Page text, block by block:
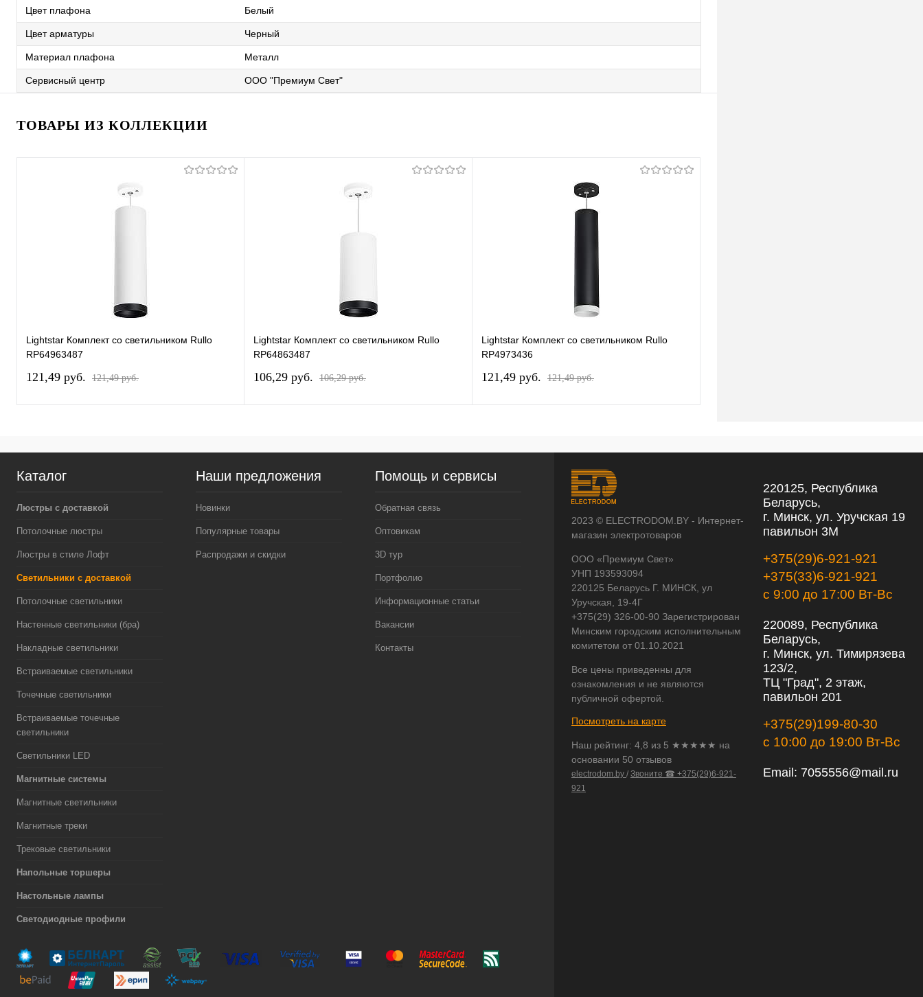
Цвет плафона Белый
Цвет арматуры Черный
Материал плафона Металл
Сервисный центр ООО "Премиум Свет"
ТОВАРЫ ИЗ КОЛЛЕКЦИИ
Lightstar Комплект со светильником Rullo
RP64963487
121,49 pуб. 121,49 pуб.
Lightstar Комплект со светильником Rullo
RP64863487
106,29 pуб. 106,29 pуб.
Lightstar Комплект со светильником Rullo
RP4973436
121,49 pуб. 121,49 pуб.
Каталог
Люстры с доставкой
Потолочные люстры
Люстры в стиле Лофт
Светильники с доставкой
Потолочные светильники
Настенные светильники (бра)
Накладные светильники
Встраиваемые светильники
Точечные светильники
Встраиваемые точечные
светильники
Светильники LED
Магнитные системы
Магнитные светильники
Магнитные треки
Трековые светильники
Напольные торшеры
Настольные лампы
Светодиодные профили
Наши предложения
Новинки
Популярные товары
Распродажи и скидки
Помощь и сервисы
Обратная связь
Оптовикам
3D тур
Портфолио
Информационные статьи
Вакансии
Контакты
2023 © ELECTRODOM.BY - Интернет-
магазин электротоваров
ООО «Премиум Свет»
УНП 193593094
220125 Беларусь Г. МИНСК, ул
Уручская, 19-4Г
+375(29) 326-00-90 Зарегистрирован
Минским городским исполнительным
комитетом от 01.10.2021
Все цены приведенны для
ознакомления и не являются
публичной офертой.
Посмотреть на карте
Наш рейтинг: 4,8 из 5 ★★★★★ на
основании 50 отзывов
electrodom.by / Звоните ☎ +375(29)6-921-
921
220125, Республика
Беларусь,
г. Минск, ул. Уручская 19
павильон 3М
+375(29)6-921-921
+375(33)6-921-921
с 9:00 до 17:00 Вт-Вс
220089, Республика
Беларусь,
г. Минск, ул. Тимирязева
123/2,
ТЦ "Град", 2 этаж,
павильон 201
+375(29)199-80-30
с 10:00 до 19:00 Вт-Вс
Email: 7055556@mail.ru